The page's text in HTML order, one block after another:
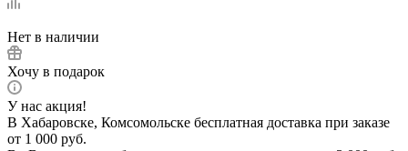
Нет в наличии
Хочу в подарок
У нас акция!
В Хабаровске, Комсомольске бесплатная доставка при заказе
от 1 000 руб.